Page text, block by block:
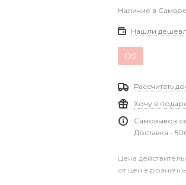
Наличие в Самаре
Нашли
OS
Рассчитать
Хочу в
Самовывоз
Доставка -
Цена
от цен в